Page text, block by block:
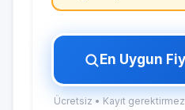
En Uygun
Ücretsiz • Kayıt